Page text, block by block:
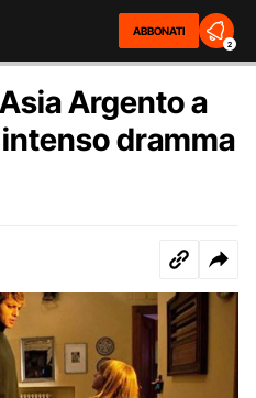
ABBONATI
2
Argento a
dramma